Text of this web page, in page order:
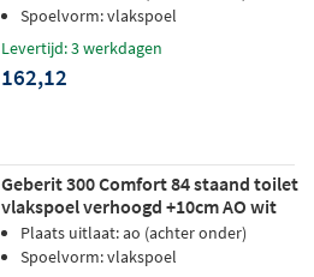
Spoelvorm: vlakspoel
Levertijd: 3 werkdagen
162,12
Geberit 300 Comfort 84 staand toilet
vlakspoel verhoogd +10cm AO wit
Plaats uitlaat: ao (achter onder)
Spoelvorm: vlakspoel